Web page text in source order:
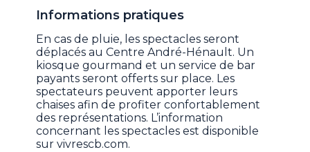
Informations pratiques
En cas de pluie, les spectacles seront
déplacés au Centre André-Hénault. Un
kiosque gourmand et un service de bar
payants seront offerts sur place. Les
spectateurs peuvent apporter leurs
chaises afin de profiter confortablement
des représentations. L’information
concernant les spectacles est disponible
sur vivrescb.com.